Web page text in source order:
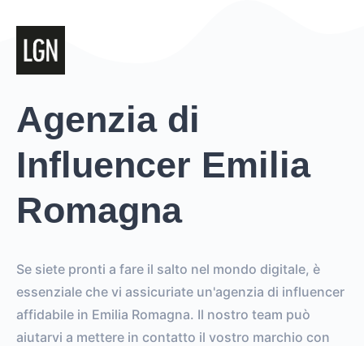
Agenzia di
Influencer Emilia
Romagna
Se siete pronti a fare il salto nel mondo digitale, è
essenziale che vi assicuriate un'agenzia di influencer
affidabile in Emilia Romagna. Il nostro team può
aiutarvi a mettere in contatto il vostro marchio con